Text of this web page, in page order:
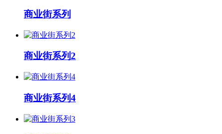
商业街系列
商业街系列2
商业街系列4